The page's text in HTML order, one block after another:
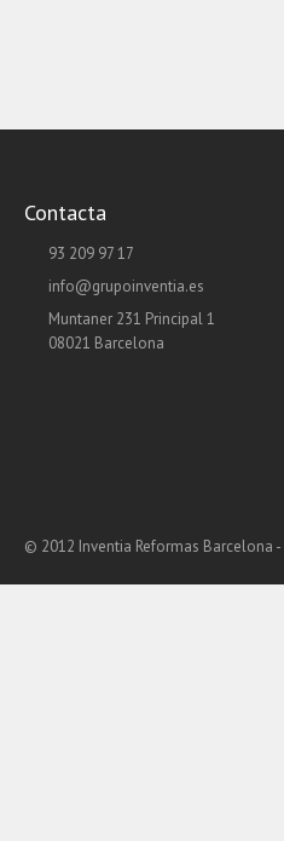
Contacta
93 209 97 17
info@grupoinventia.es
Muntaner 231 Principal 1
08021 Barcelona
© 2012 Inventia Reformas Barcelona -